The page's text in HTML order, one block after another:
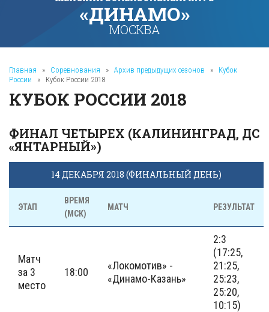
«ДИНАМО»
МОСКВА
Главная » Соревнования » Архив предыдущих сезонов »
Кубок
России
» Кубок России 2018
КУБОК РОССИИ 2018
ФИНАЛ ЧЕТЫРЕХ (КАЛИНИНГРАД, ДС
«ЯНТАРНЫЙ»)
14 ДЕКАБРЯ 2018 (ФИНАЛЬНЫЙ ДЕНЬ)
ЭТАП
ВРЕМЯ
(МСК)
МАТЧ РЕЗУЛЬТАТ
Матч
за 3
место
18:00
«Локомотив» -
«Динамо-Казань»
2:3
(17:25,
21:25,
25:23,
25:20,
10:15)